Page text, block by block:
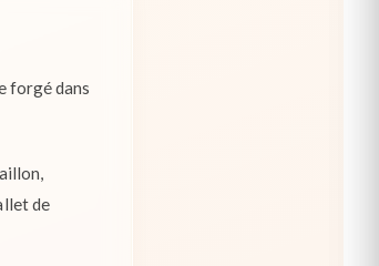
forgé dans
de